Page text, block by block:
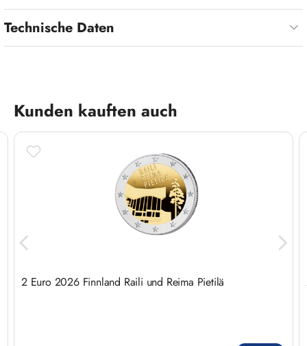
Technische Daten
Produktgalerie überspringen
Kunden kauften auch
2 Euro 2026 Finnland Raili und Reima Pietilä